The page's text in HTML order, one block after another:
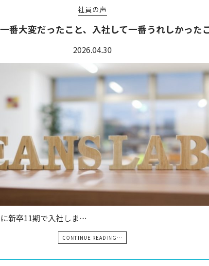
社員の声
番大変だったこと、入社して一番うれしかった
2026.04.30
新卒11期で入社しま…
CONTINUE READING…